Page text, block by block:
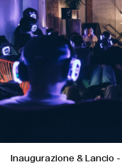
Inaugurazione & Lancio -